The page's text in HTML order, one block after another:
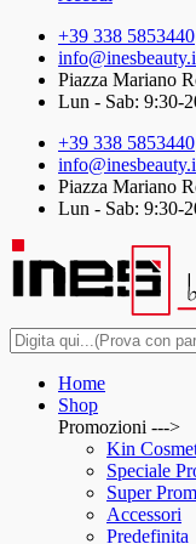
+39 338 5853440
Piazza Mariano
Lun - Sab: 9:30-
+39 338 5853440
Piazza Mariano
Lun - Sab: 9:30-
Home
Shop
Promozioni --->
Kin
Speciale
Super
Accessori
Predefinita